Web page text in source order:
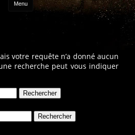
Menu
votre requête n’a donné aucun
recherche peut vous indiquer